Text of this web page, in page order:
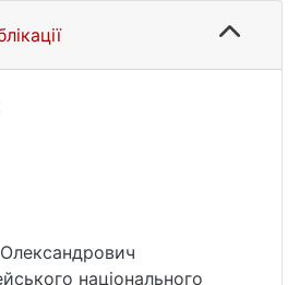
національного